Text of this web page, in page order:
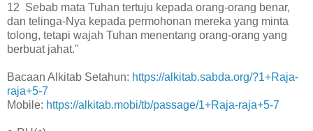
12 Sebab mata Tuhan tertuju kepada orang-orang benar,
dan telinga-Nya kepada permohonan mereka yang minta
tolong, tetapi wajah Tuhan menentang orang-orang yang
berbuat jahat."
Bacaan Alkitab Setahun: https://alkitab.sabda.org/?1+Raja-
raja+5-7
Mobile: https://alkitab.mobi/tb/passage/1+Raja-raja+5-7